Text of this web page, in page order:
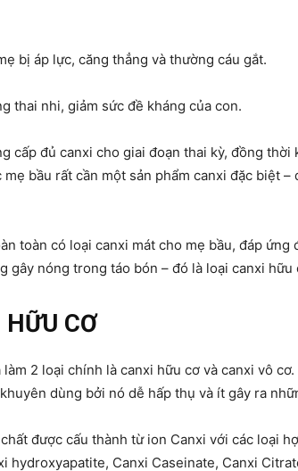
bị áp lực, căng thẳng và thường cáu gắt.
thai nhi, giảm sức đề kháng của con.
cấp đủ canxi cho giai đoạn thai kỳ, đồng
mẹ bầu rất cần một sản phẩm canxi đặc biệt
toàn có loại canxi mát cho mẹ bầu, đáp ứng
gây nóng trong táo bón – đó là loại canxi hữu
CƠ
làm 2 loại chính là canxi hữu cơ và canxi vô
dùng bởi nó dễ hấp thụ và ít gây ra
được cấu thành từ ion Canxi với các loại
hydroxyapatite, Canxi Caseinate, Canxi